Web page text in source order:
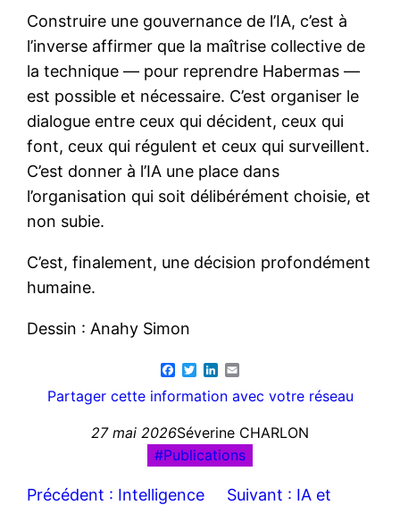
Construire une gouvernance de l’IA, c’est à
l’inverse affirmer que la maîtrise collective de
la technique — pour reprendre Habermas —
est possible et nécessaire. C’est organiser le
dialogue entre ceux qui décident, ceux qui
font, ceux qui régulent et ceux qui surveillent.
C’est donner à l’IA une place dans
l’organisation qui soit délibérément choisie, et
non subie.
C’est, finalement, une décision profondément
humaine.
Dessin : Anahy Simon
Facebook
TwitterLinkedIn
Partager cette information avec votre réseau
27 mai 2026Séverine CHARLON
Publications
Précédent : Intelligence
Suivant : IA et